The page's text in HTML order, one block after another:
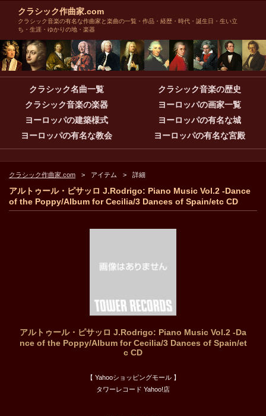
クラシック作曲家.com
クラシック音楽の有名な作曲家と楽曲の一覧・作品・経歴・時代・誕生日・生い立
ち・生涯・ゆかりの地・楽器
クラシック名曲一覧
クラシック音楽の歴史
クラシック音楽の楽器
ヨーロッパの画家一覧
ヨーロッパの建築様式
ヨーロッパの有名な城
ヨーロッパの有名な教会
ヨーロッパの有名な宮殿
クラシック作曲家.com アイテム 詳細
アルトゥール・ピサッロ J.Rodrigo: Piano Music Vol.2 -Dance
of the Poppy/Album for Cecilia/3 Dances of Spain/etc CD
アルトゥール・ピサッロ J.Rodrigo: Piano Music Vol.2 -Da
nce of the Poppy/Album for Cecilia/3 Dances of Spain/et
c CD
【 Yahooショッピングモール 】
タワーレコード Yahoo!店